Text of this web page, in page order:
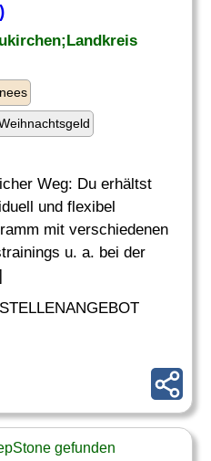
Weg: Du erhältst
und flexibel
mit verschiedenen
u. a. bei der
gefunden